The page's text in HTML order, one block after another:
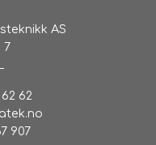
AS
7
62
907